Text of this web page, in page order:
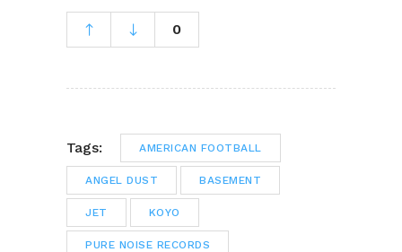
0
Tags: AMERICAN FOOTBALL
ANGEL DUST BASEMENT
JET KOYO
PURE NOISE RECORDS